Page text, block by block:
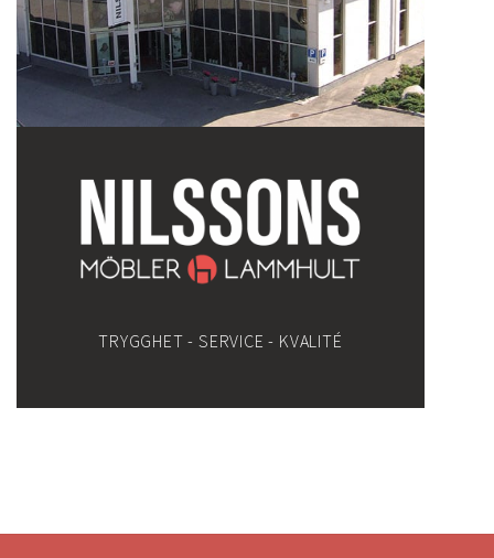
TRYGGHET - SERVICE - KVALITÉ